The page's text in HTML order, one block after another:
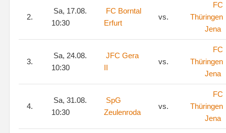
2.
Sa, 17.08.
10:30
FC Borntal
Erfurt
vs.
FC
Thüringen
Jena
3.
Sa, 24.08.
10:30
JFC Gera
II
vs.
FC
Thüringen
Jena
4.
Sa, 31.08.
10:30
SpG
Zeulenroda
vs.
FC
Thüringen
Jena